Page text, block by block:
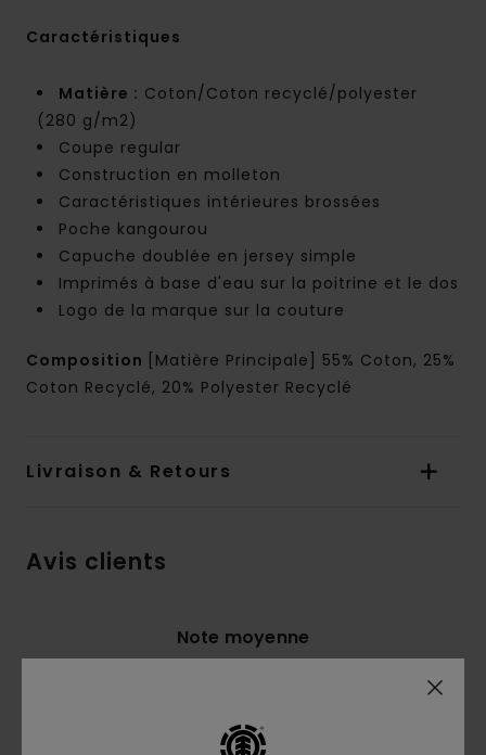
Caractéristiques
Matière : Coton/Coton recyclé/polyester
(280 g/m2)
Coupe regular
Construction en molleton
Caractéristiques intérieures brossées
Poche kangourou
Capuche doublée en jersey simple
Imprimés à base d'eau sur la poitrine et le dos
Logo de la marque sur la couture
Composition
[Matière Principale] 55% Coton, 25%
Coton Recyclé, 20% Polyester Recyclé
Livraison & Retours
Avis clients
Note moyenne